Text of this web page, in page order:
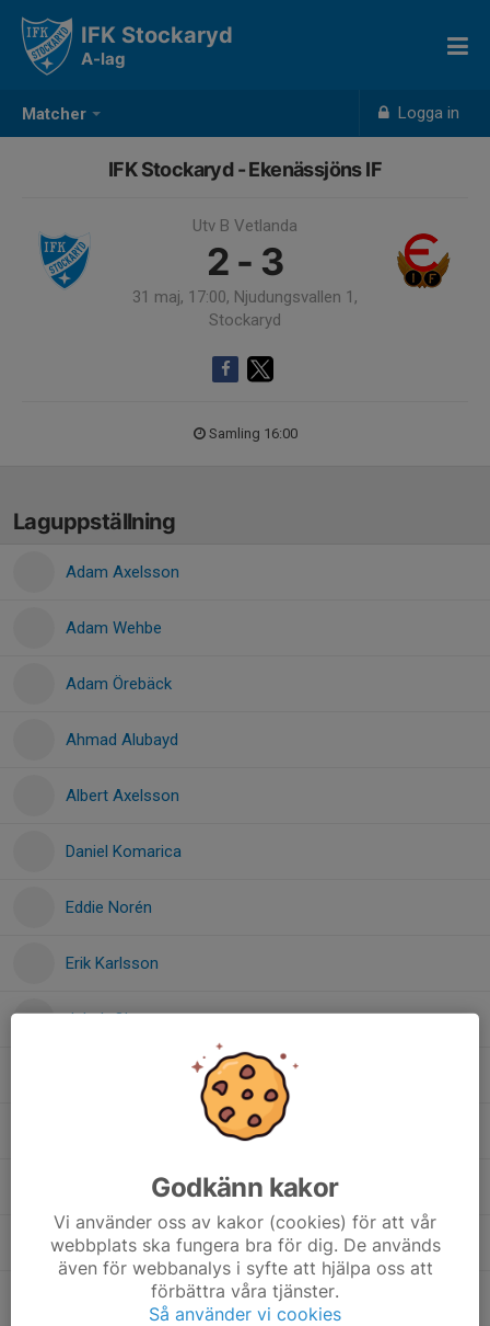
Matcher Logga in
IFK Stockaryd
A-lag
IFK Stockaryd - Ekenässjöns IF
Utv B Vetlanda
2 - 3
31 maj, 17:00, Njudungsvallen 1,
Stockaryd
Samling 16:00
Laguppställning
Adam Axelsson
Adam Wehbe
Adam Örebäck
Ahmad Alubayd
Albert Axelsson
Daniel Komarica
Eddie Norén
Erik Karlsson
Jakob Olsson
Love Claesson
Noah Örebäck
Wille Jonsson
Godkänn kakor
Vi använder oss av kakor (cookies) för att vår
webbplats ska fungera bra för dig. De används
även för webbanalys i syfte att hjälpa oss att
förbättra våra tjänster.
Så använder vi cookies